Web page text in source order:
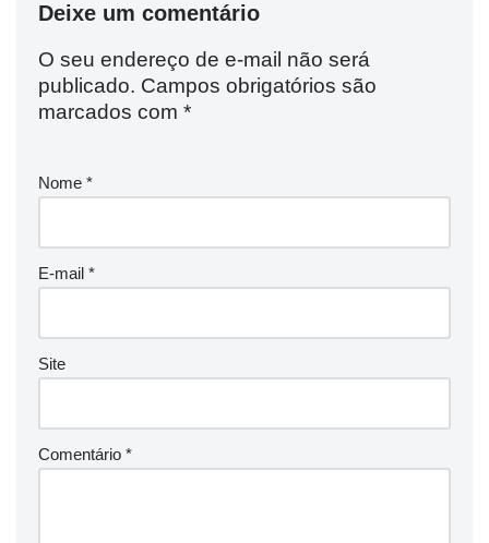
Deixe um comentário
O seu endereço de e-mail não será
publicado. Campos obrigatórios são
marcados com *
Nome *
E-mail *
Site
Comentário *